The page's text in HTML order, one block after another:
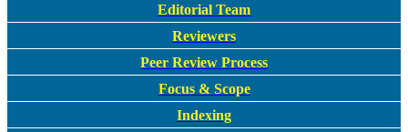
Editorial Team
Reviewers
Peer Review Process
Focus & Scope
Indexing